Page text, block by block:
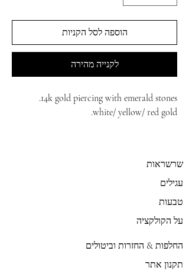
הוספה לסל הקניות
לקנייה מהירה
14k gold piercing with emerald stones.
white/ yellow/ red gold.
שרשראות
עגילים
טבעות
על הקולקציה
החלפות & החזרות וביטולים
תקנון אתר